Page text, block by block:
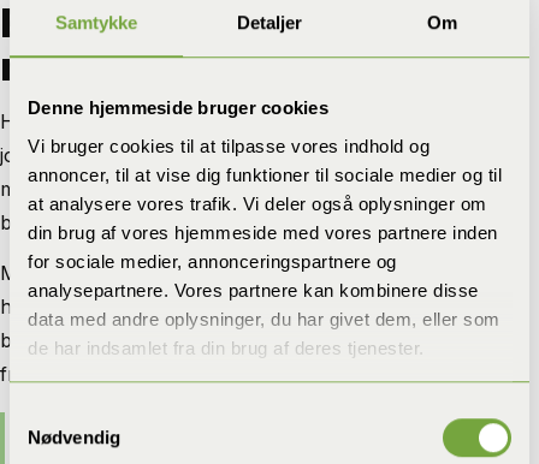
Samtykke Detaljer Om
Denne hjemmeside bruger cookies
Vi bruger cookies til at tilpasse vores indhold og
annoncer, til at vise dig funktioner til sociale medier og til
at analysere vores trafik. Vi deler også oplysninger om
din brug af vores hjemmeside med vores partnere inden
for sociale medier, annonceringspartnere og
analysepartnere. Vores partnere kan kombinere disse
data med andre oplysninger, du har givet dem, eller som
de har indsamlet fra din brug af deres tjenester.
Nødvendig
Effektiv indsats mod
muldvarpe i Ahl
Hver opgave i Ahl vurderes ud fra arealets størrelse,
jordbund og placeringen af de nyeste skud. På den
måde kan bekæmpelsen tilpasses stedet i stedet for at
blive en standardløsning.
Muldvarpeskud kan hurtigt gøre det mere besværligt at
holde plæner, bede og grønne arealer pæne og
brugbare. Derfor vælger mange en professionel løsning
frem for gentagne midlertidige forsøg.
Vores garanti er enkel: Hvis der er aktivitet
indenfor 14 dage efter afsluttet bekæmpelse,